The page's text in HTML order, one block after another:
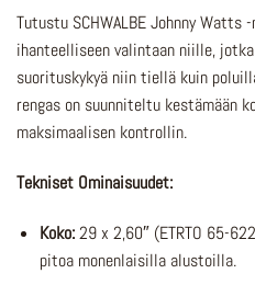
Tutustu SCHWALBE Johnny Watts
ihanteelliseen valintaan niille,
suorituskykyä niin tiellä kuin
rengas on suunniteltu kestämään
maksimaalisen kontrollin.
Tekniset Ominaisuudet:
Koko:29 x 2,60″ (ETRTO 65-
pitoa monenlaisilla alustoilla.